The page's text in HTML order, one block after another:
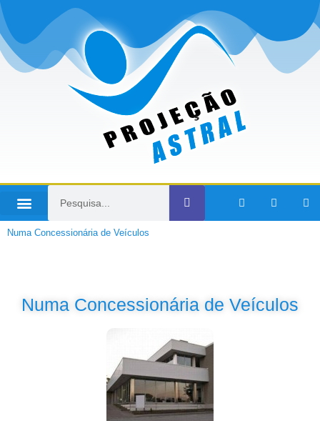
Numa Concessionária de Veículos
Numa Concessionária de Veículos